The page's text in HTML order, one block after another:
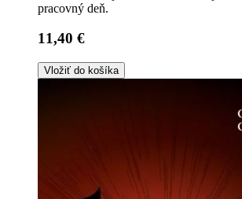
pracovný deň.
11,40 €
Vložiť do košíka